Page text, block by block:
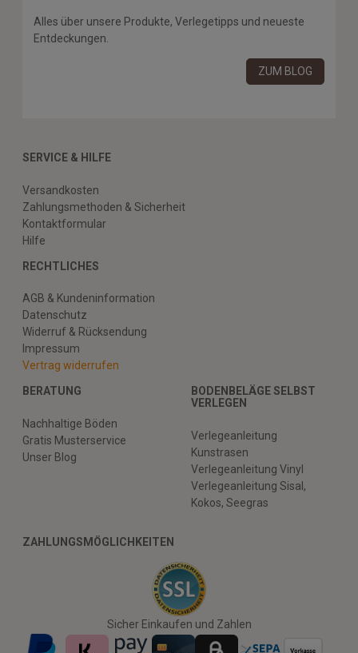
Alles über unsere Produkte, Verlegetipps und neueste
Entdeckungen.
ZUM BLOG
SERVICE & HILFE
Versandkosten
Zahlungsmethoden & Sicherheit
Kontaktformular
Hilfe
RECHTLICHES
AGB & Kundeninformation
Datenschutz
Widerruf & Rücksendung
Impressum
Vertrag widerrufen
BERATUNG
Nachhaltige Böden
Gratis Musterservice
Unser Blog
BODENBELÄGE SELBST
VERLEGEN
Verlegeanleitung
Kunstrasen
Verlegeanleitung Vinyl
Verlegeanleitung Sisal,
Kokos, Seegras
ZAHLUNGSMÖGLICHKEITEN
Sicher Einkaufen und Zahlen